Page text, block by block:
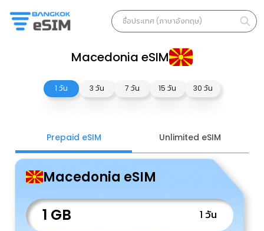
Macedonia eSIM
1 วัน 3 วัน 7 วัน 15 วัน 30 วัน
Prepaid eSIM Unlimited eSIM
Macedonia eSIM
1 GB 1 วัน